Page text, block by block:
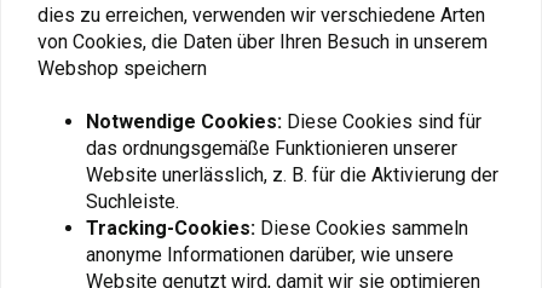
beeinträchtigen
Einschließlich:
0,3 mm Dicke
Oleophobe Beschichtung verhindert Flecken und Fingerabdrücke
Hitzebeständig
Einfach aufzutragender Silikonkleber
Fügen Sie Ihre Bewertung hinzu
Ähnliche Produkte
dies zu erreichen, verwenden wir verschiedene Arten
von Cookies, die Daten über Ihren Besuch in unserem
Webshop speichern
Notwendige Cookies: Diese Cookies sind für
das ordnungsgemäße Funktionieren unserer
Website unerlässlich, z. B. für die Aktivierung der
Suchleiste.
Tracking-Cookies: Diese Cookies sammeln
anonyme Informationen darüber, wie unsere
Website genutzt wird, damit wir sie optimieren